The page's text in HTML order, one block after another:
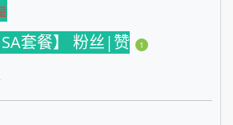
套餐】 粉丝|赞 1